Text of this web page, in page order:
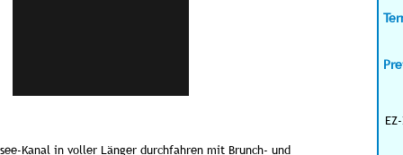
Kanal in voller Länger durchfahren mit Brunch- und